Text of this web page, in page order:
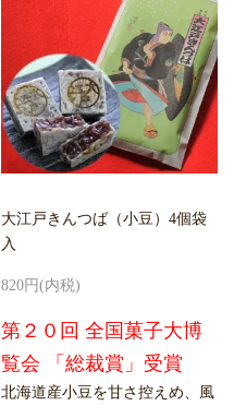
大江戸きんつば（小豆）4個袋
入
820円(内税)
第２０回 全国菓子大博
覧会 「総裁賞」受賞
北海道産小豆を甘さ控えめ、風